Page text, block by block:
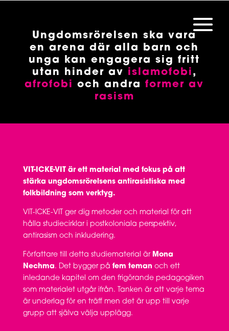
Ungdomsrörelsen ska vara
en arena där alla barn och
unga kan engagera sig fritt
utan hinder av islamofobi ,
afrofobi och andraformer av
rasism
VIT-ICKE-VIT är ett material med fokus på att
stärka ungdomsrörelsens antirasistiska med
folkbildning som verktyg.
VIT-ICKE-VIT ger dig metoder och material för att
hålla studiecirklar i postkoloniala perspektiv,
antirasism och inkludering.
Författare till detta studiematerial är Mona
Nechma. Det bygger på fem teman och ett
inledande kapitel om den frigörande pedagogiken
som materialet utgår ifrån. Tanken är att varje tema
är underlag för en träff men det är upp till varje
grupp att själva välja upplägg.